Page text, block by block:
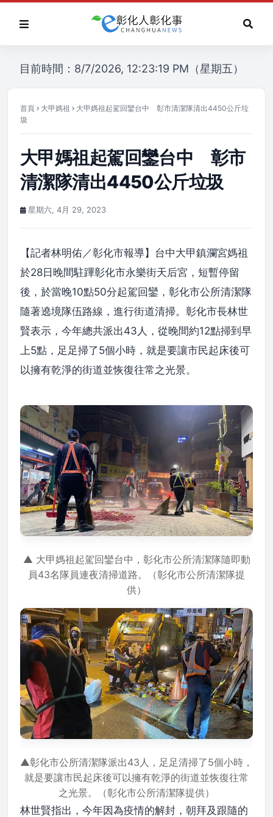
目前時間：8/7/2026, 12:23:19 PM（星期五）
首頁 大甲媽祖
大甲媽祖起駕回鑾台中 彰市清潔隊清出4450公斤垃
圾
大甲媽祖起駕回鑾台中 彰市
清潔隊清出4450公斤垃圾
星期六, 4月 29, 2023
【記者林明佑／彰化市報導】台中大甲鎮瀾宮媽祖
於28日晚間駐蹕彰化市永樂街天后宮，短暫停留
後，於當晚10點50分起駕回鑾，彰化市公所清潔隊
隨著遶境隊伍路線，進行街道清掃。彰化市長林世
賢表示，今年總共派出43人，從晚間約12點掃到早
上5點，足足掃了5個小時，就是要讓市民起床後可
以擁有乾淨的街道並恢復往常之光景。
▲ 大甲媽祖起駕回鑾台中，彰化市公所清潔隊隨即動
員43名隊員連夜清掃道路。（彰化市公所清潔隊提
供）
▲彰化市公所清潔隊派出43人，足足清掃了5個小時，
就是要讓市民起床後可以擁有乾淨的街道並恢復往常
之光景。（彰化市公所清潔隊提供）
林世賢指出，今年因為疫情的解封，朝拜及跟隨的